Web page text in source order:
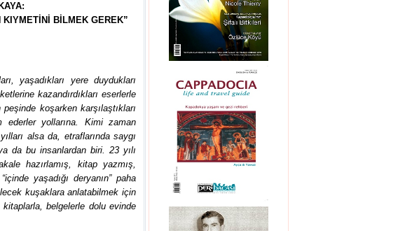
KIYMETİNİ BİLMEK GEREK”
yaşadıkları yere duydukları
kazandırdıkları eserlerle
koşarken karşılaştıkları
ederler yollarına. Kimi zaman
alsa da, etraflarında saygı
da bu insanlardan biri. 23 yılı
hazırlamış, kitap yazmış,
yaşadığı deryanın” paha
kuşaklara anlatabilmek için
belgelerle dolu evinde